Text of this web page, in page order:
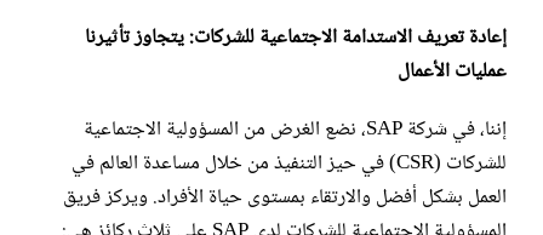
إعادة تعريف الاستدامة الاجتماعية للشركات: يتجاوز تأثيرنا
عمليات الأعمال
إننا، في شركة SAP، نضع الغرض من المسؤولية الاجتماعية
للشركات (CSR) في حيز التنفيذ من خلال مساعدة العالم في
العمل بشكل أفضل والارتقاء بمستوى حياة الأفراد. ويركز فريق